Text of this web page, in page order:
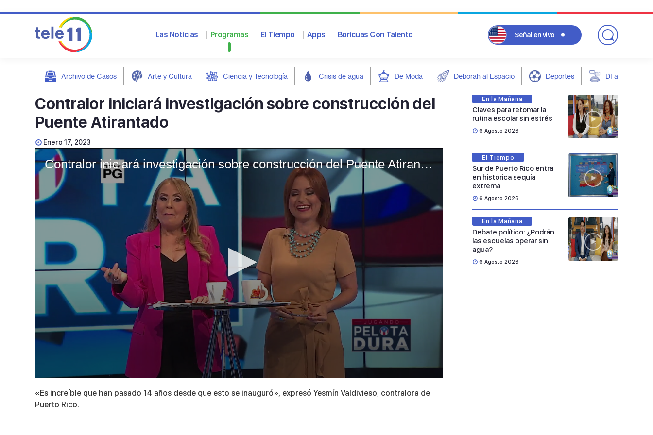
Las Noticias Programas El Tiempo Apps Boricuas Con Talento Señal en vivo
Archivo de Casos Arte y Cultura Ciencia y Tecnología Crisis de agua De Moda Deborah al Espacio Deportes DFarándula
Contralor iniciará investigación sobre construcción del
Puente Atirantado
Enero 17, 2023
Contralor iniciará investigación sobre construcción del Puente Atirantado
seconds
of
8
«Es increíble que han pasado 14 años desde que esto se inauguró», expresó Yesmín Valdivieso, contralora de
Puerto Rico.
En la Mañana
Claves para retomar la
rutina escolar sin estrés
6 Agosto 2026
El Tiempo
Sur de Puerto Rico entra
en histórica sequía
extrema
6 Agosto 2026
En la Mañana
Debate político: ¿Podrán
las escuelas operar sin
agua?
6 Agosto 2026